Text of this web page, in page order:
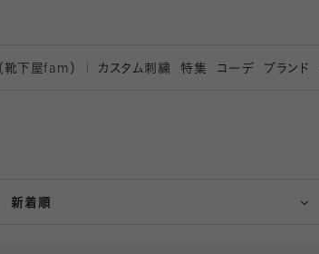
靴下屋fam） カスタム刺繍 特集 コーデ ブランド
新着順
人気ランキング順